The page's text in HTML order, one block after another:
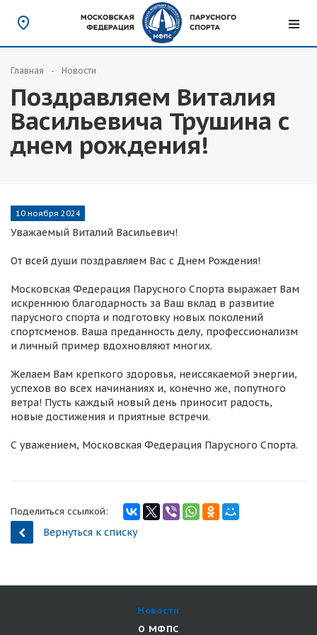
Главная Новости
Поздравляем Виталия
Васильевича Трушина с
днем рождения!
10 ноября 2024
Уважаемый Виталий Васильевич!
От всей души поздравляем Вас с Днем Рождения!
Московская Федерация Парусного Спорта выражает Вам
искреннюю благодарность за Ваш вклад в развитие
парусного спорта и подготовку новых поколений
спортсменов. Ваша преданность делу, профессионализм
и личный пример вдохновляют многих.
Желаем Вам крепкого здоровья, неиссякаемой энергии,
успехов во всех начинаниях и, конечно же, попутного
ветра! Пусть каждый новый день приносит радость,
новые достижения и приятные встречи.
С уважением, Московская Федерация Парусного Спорта.
Поделиться ссылкой:
Вернуться к списку
Новости
О МФПС